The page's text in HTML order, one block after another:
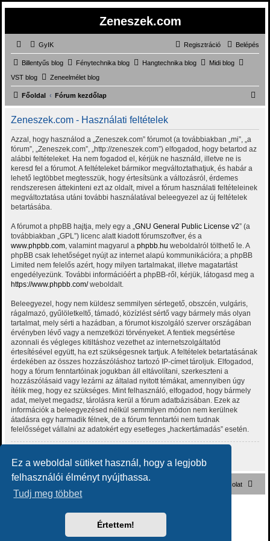
Ez a weboldal sütiket használ, hogy a legjobb
felhasználói élményt nyújthassa.
Tudj meg többet
Értettem!
Zeneszek.com
GyIK Belépés
Regisztráció
Billentyűs blog Fénytechnika blog Hangtechnika blog
Midi blog
VST blog
Zeneelmélet blog
Főoldal Fórum kezdőlap
Zeneszek.com - Használati feltételek
Azzal, hogy használod a „Zeneszek.com” fórumot (a továbbiakban „mi”, „a
fórum”, „Zeneszek.com”, „http://zeneszek.com”) elfogadod, hogy betartod az
alábbi feltételeket. Ha nem fogadod el, kérjük ne használd, illetve ne is
keresd fel a fórumot. A feltételeket bármikor megváltoztathatjuk, és habár a
lehető legtöbbet megtesszük, hogy értesítsünk a változásról, érdemes
rendszeresen áttekinteni ezt az oldalt, mivel a fórum használati feltételeinek
megváltoztatása utáni további használatával beleegyezel az új feltételek
betartásába.
A fórumot a phpBB hajtja, mely egy a „GNU General Public License v2” (a
továbbiakban „GPL”) licenc alatt kiadott fórumszoftver, és a
www.phpbb.com, valamint magyarul a phpbb.hu weboldalról tölthető le. A
phpBB csak lehetőséget nyújt az internet alapú kommunikációra; a phpBB
Limited nem felelős azért, hogy milyen tartalmakat, illetve magatartást
engedélyezünk. További információért a phpBB-ről, kérjük, látogasd meg a
https://www.phpbb.com/weboldalt.
Beleegyezel, hogy nem küldesz semmilyen sértegető, obszcén, vulgáris,
rágalmazó, gyűlöletkeltő, támadó, közízlést sértő vagy bármely más olyan
tartalmat, mely sérti a hazádban, a fórumot kiszolgáló szerver országában
érvényben lévő vagy a nemzetközi törvényeket. A fentiek megsértése
azonnali és végleges kitiltáshoz vezethet az internetszolgáltatód
értesítésével együtt, ha ezt szükségesnek tartjuk. A feltételek betartatásának
érdekében az összes hozzászóláshoz tartozó IP-címet tároljuk. Elfogadod,
hogy a fórum fenntartóinak jogukban áll eltávolítani, szerkeszteni a
hozzászólásaid vagy lezárni az általad nyitott témákat, amennyiben úgy
ítélik meg, hogy ez szükséges. Mint felhasználó, elfogadod, hogy bármely
adat, melyet megadsz, tárolásra kerül a fórum adatbázisában. Ezek az
információk a beleegyezésed nélkül semmilyen módon nem kerülnek
átadásra egy harmadik félnek, de a fórum fenntartói nem tudnak
felelősséget vállalni az adatokért egy esetleges „hackertámadás” esetén.
Fórum kezdőlap Kapcsolat
phpBB Spain
Magyar fordítás ©Magyar phpBB Közösség
Adatvédelmi nyilatkozat |Használati feltételek